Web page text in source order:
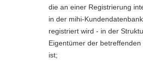
die an einer Registrierung
in der mihi-
registriert wird - in der
Eigentümer der
ist;